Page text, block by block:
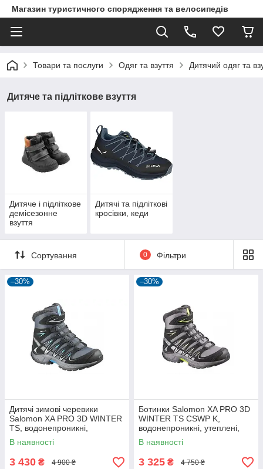
Магазин туристичного спорядження та велосипедів
Товари та послуги Одяг та взуття Дитячий одяг та
Дитяче та підліткове взуття
Дитяче і підліткове
демісезонне
взуття
Дитячі та підліткові
кросівки, кеди
Сортування 0 Фільтри
–30%
Дитячі зимові черевики
Salomon XA PRO 3D WINTER
TS, водонепроникні,
утеплені, для дівчаток.
В наявності
3 430 ₴ 4 900 ₴
–30%
Ботинки Salomon XA PRO 3D
WINTER TS CSWP K,
водонепроникні, утеплені,
сірі
В наявності
3 325 ₴ 4 750 ₴